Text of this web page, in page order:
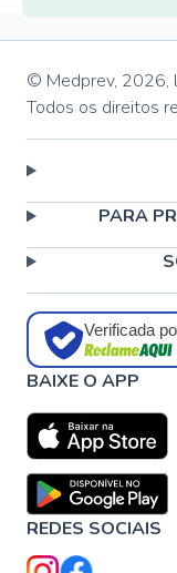
© Medprev, 2026,
Todos os direitos
PARA
Verificada
BAIXE O APP
REDES SOCIAIS